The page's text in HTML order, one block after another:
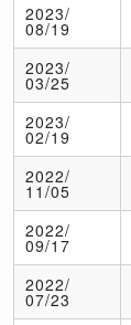
2023/
08/19
2023/
03/25
2023/
02/19
2022/
11/05
2022/
09/17
2022/
07/23